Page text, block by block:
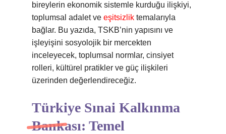
bireylerin ekonomik sistemle kurduğu ilişkiyi,
toplumsal adalet ve eşitsizlik temalarıyla
bağlar. Bu yazıda, TSKB’nin yapısını ve
işleyişini sosyolojik bir mercekten
inceleyecek, toplumsal normlar, cinsiyet
rolleri, kültürel pratikler ve güç ilişkileri
üzerinden değerlendireceğiz.
Türkiye Sınai Kalkınma
Bankası: Temel